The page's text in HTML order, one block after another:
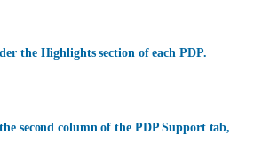
the Highlights section of each PDP.
second column of the PDP Support tab,